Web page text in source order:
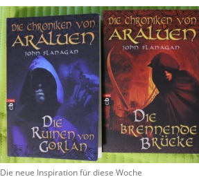
Die neue Inspiration für diese Woche